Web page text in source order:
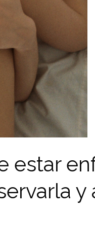
estar
y